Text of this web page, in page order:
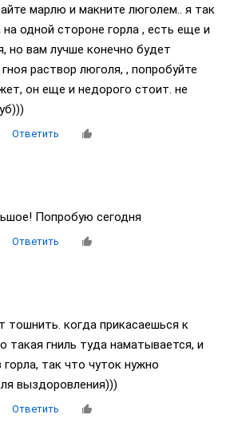
марлю и макните люголем.. я так
на одной стороне горла , есть еще и
но вам лучше конечно будет
раствор люголя, , попробуйте
он еще и недорого стоит. не
Ответить
Попробую сегодня
Ответить
тошнить. когда прикасаешься к
такая гниль туда наматывается, и
горла, так что чуток нужно
выздоровления)))
Ответить